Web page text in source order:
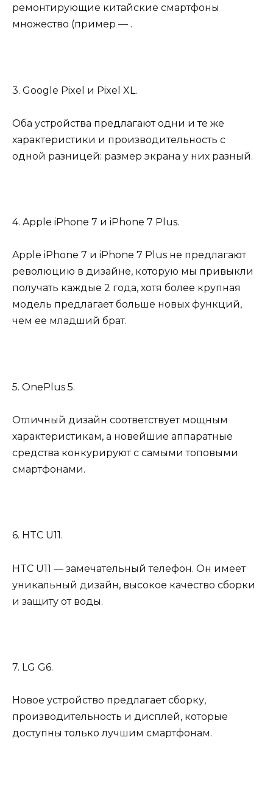
ремонтирующие китайские смартфоны
множество (пример — .
3. Google Pixel и Pixel XL.
Оба устройства предлагают одни и те же
характеристики и производительность с
одной разницей: размер экрана у них разный.
4. Apple iPhone 7 и iPhone 7 Plus.
Apple iPhone 7 и iPhone 7 Plus не предлагают
революцию в дизайне, которую мы привыкли
получать каждые 2 года, хотя более крупная
модель предлагает больше новых функций,
чем ее младший брат.
5. OnePlus 5.
Отличный дизайн соответствует мощным
характеристикам, а новейшие аппаратные
средства конкурируют с самыми топовыми
смартфонами.
6. HTC U11.
HTC U11 — замечательный телефон. Он имеет
уникальный дизайн, высокое качество сборки
и защиту от воды.
7. LG G6.
Новое устройство предлагает сборку,
производительность и дисплей, которые
доступны только лучшим смартфонам.